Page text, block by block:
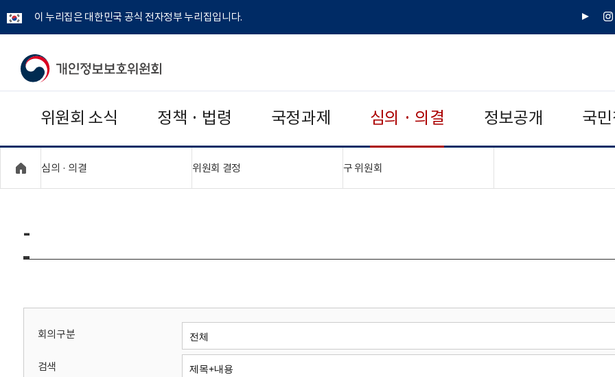
이 누리집은 대한민국 공식 전자정부 누리집입니다.
유
인
개
보
보
위
회
위원회 소식 정책 · 법령 국정과제 심의 · 의결 정보공개 국
심의 · 의결 위원회 결정 구 위원회
-
회의구분
검색